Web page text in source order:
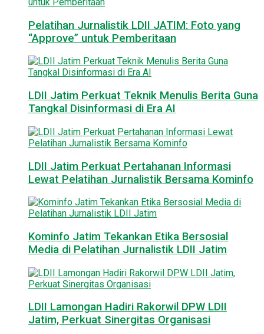
Pelatihan Jurnalistik LDII JATIM: Foto yang
“Approve” untuk Pemberitaan
LDII Jatim Perkuat Teknik Menulis Berita Guna
Tangkal Disinformasi di Era AI
LDII Jatim Perkuat Pertahanan Informasi
Lewat Pelatihan Jurnalistik Bersama Kominfo
Kominfo Jatim Tekankan Etika Bersosial
Media di Pelatihan Jurnalistik LDII Jatim
LDII Lamongan Hadiri Rakorwil DPW LDII
Jatim, Perkuat Sinergitas Organisasi